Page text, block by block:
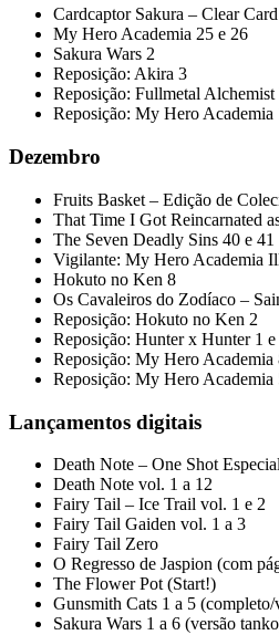
Cardcaptor Sakura – Clear
My Hero Academia 25 e 26
Sakura Wars 2
Reposição: Akira 3
Reposição: Fullmetal Alchemist
Reposição: My Hero Academia
Dezembro
Fruits Basket – Edição de
That Time I Got Reincarnated
The Seven Deadly Sins 40 e 41
Vigilante: My Hero Academia
Hokuto no Ken 8
Os Cavaleiros do Zodíaco –
Reposição: Hokuto no Ken 2
Reposição: Hunter x Hunter 1 e
Reposição: My Hero Academia
Reposição: My Hero Academia
Lançamentos digitais
Death Note – One Shot
Death Note vol. 1 a 12
Fairy Tail – Ice Trail vol. 1 e 2
Fairy Tail Gaiden vol. 1 a 3
Fairy Tail Zero
O Regresso de Jaspion (com
The Flower Pot (Start!)
Gunsmith Cats 1 a 5 (completo/
Sakura Wars 1 a 6 (versão